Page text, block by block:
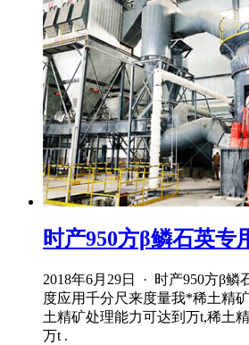
时产950方β鳞石英专
2018年6月29日 · 时产950方β鳞
度应用千分尺来度量我*稀土精
土精矿处理能力可达到万t,稀土
万t .